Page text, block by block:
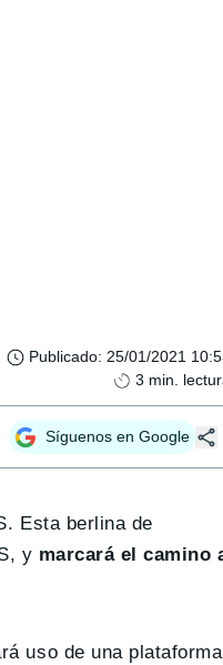
Publicado: 25/01/2021
3 min.
Síguenos en Google
Esta berlina de
y marcará el camino
uso de una plataforma